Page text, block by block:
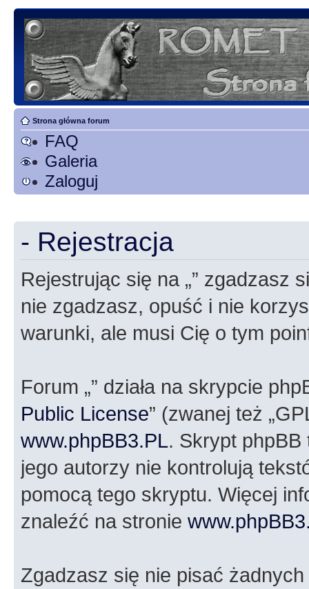
Strona główna forum
FAQ
Galeria
Zaloguj
- Rejestracja
Rejestrując się na „” zgadzasz
nie zgadzasz, opuść i nie
warunki, ale musi Cię o tym
Forum „” działa na skrypcie
Public License” (zwanej też
www.phpBB3.PL. Skrypt phpBB
jego autorzy nie kontrolują
pomocą tego skryptu. Więcej
znaleźć na stronie
Zgadzasz się nie pisać